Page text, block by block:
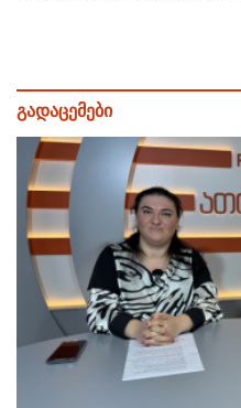
გადაცემები